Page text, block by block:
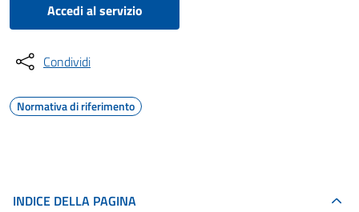
Accedi al servizio
Condividi
Normativa di riferimento
INDICE DELLA PAGINA